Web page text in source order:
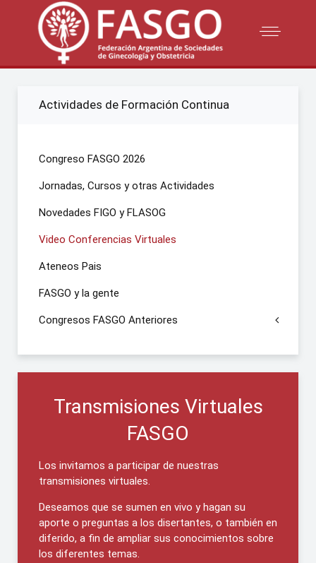
Transmisiones Virtuales
FASGO
Los invitamos a participar de nuestras
transmisiones virtuales.
Deseamos que se sumen en vivo y hagan su
aporte o preguntas a los disertantes, o también en
diferido, a fin de ampliar sus conocimientos sobre
los diferentes temas.
Actividades de Formación Continua
Congreso FASGO 2026
Jornadas, Cursos y otras Actividades
Novedades FIGO y FLASOG
Video Conferencias Virtuales
Ateneos Pais
FASGO y la gente
Congresos FASGO Anteriores